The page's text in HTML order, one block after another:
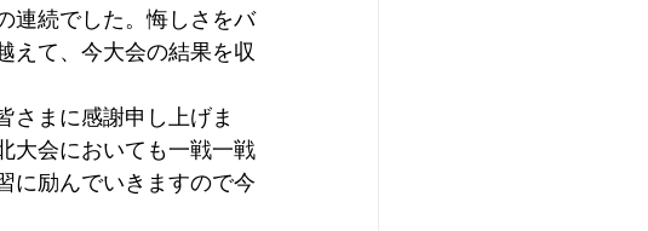
連続でした。悔しさをバ
えて、今大会の結果を収
さまに感謝申し上げま
大会においても一戦一戦
に励んでいきますので今